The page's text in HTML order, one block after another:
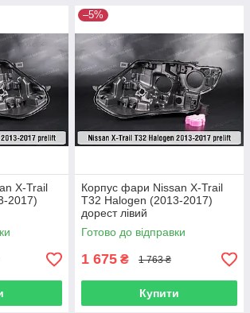
X-Trail
2017)
–5%
Корпус фари Nissan X-Trail
T32 Halogen (2013-2017)
дорест лівий
Готово до відправки
1 675 ₴ 1 763 ₴
Купити